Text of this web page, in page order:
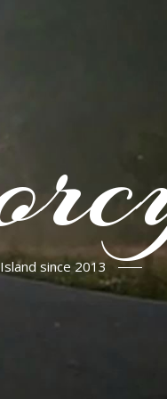
since 2013